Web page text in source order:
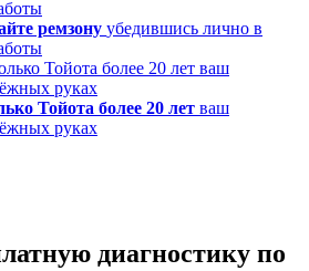
ремзону убедившись лично в
Тойота более 20 лет ваш
руках
диагностику по